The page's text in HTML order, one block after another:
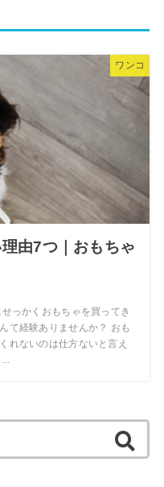
ワンコ
由7つ｜おもちゃ
っかくおもちゃを買ってき
て経験ありませんか？ おも
れないのは仕方ないと言え